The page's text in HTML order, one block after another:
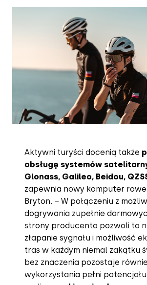
Aktywni turyści docenią także
obsługę systemów
Glonass, Galileo, Beidou,
zapewnia nowy komputer
Bryton. – W połączeniu z
dogrywania zupełnie
strony producenta pozwoli to
złapanie sygnału i możliwość
tras w każdym niemal zakątku
bez znaczenia pozostaje
wykorzystania pełni